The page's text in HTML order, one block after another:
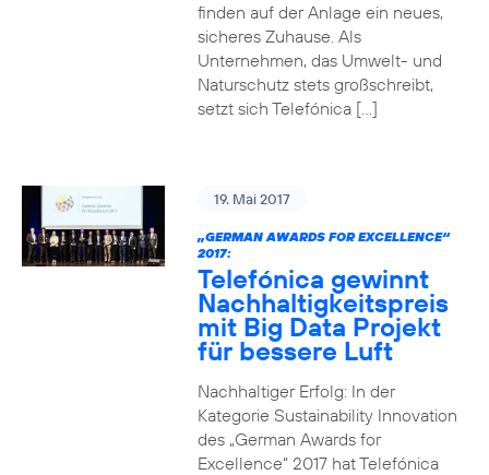
finden auf der Anlage ein neues,
sicheres Zuhause. Als
Unternehmen, das Umwelt- und
Naturschutz stets großschreibt,
setzt sich Telefónica […]
19. Mai 2017
„GERMAN AWARDS FOR EXCELLENCE“
2017:
Telefónica gewinnt
Nachhaltigkeitspreis
mit Big Data Projekt
für bessere Luft
Nachhaltiger Erfolg: In der
Kategorie Sustainability Innovation
des „German Awards for
Excellence“ 2017 hat Telefónica